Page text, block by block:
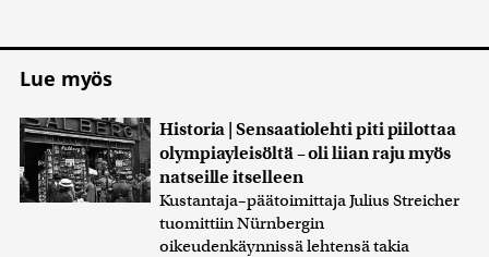
Lue myös
Historia | Sensaatiolehti piti piilottaa
olympiayleisöltä – oli liian raju myös
natseille itselleen
Kustantaja–päätoimittaja Julius Streicher
tuomittiin Nürnbergin
oikeudenkäynnissä lehtensä takia